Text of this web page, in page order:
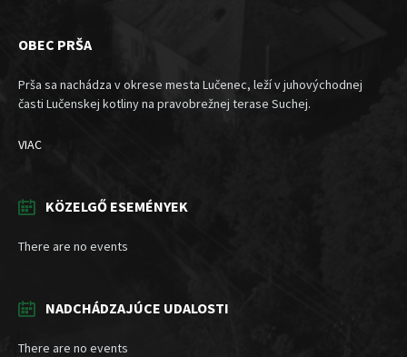
OBEC PRŠA
Prša sa nachádza v okrese mesta Lučenec, leží v juhovýchodnej
časti Lučenskej kotliny na pravobrežnej terase Suchej.
VIAC
KÖZELGŐ ESEMÉNYEK
There are no events
NADCHÁDZAJÚCE UDALOSTI
There are no events